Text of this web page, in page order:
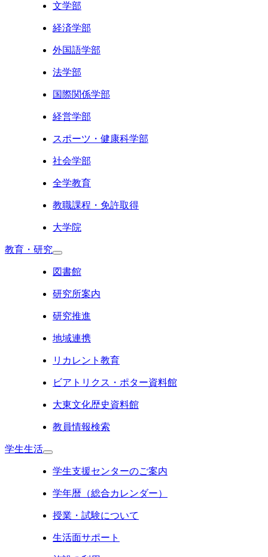
文学部
経済学部
外国語学部
法学部
国際関係学部
経営学部
スポーツ・健康科学部
社会学部
全学教育
教職課程・免許取得
大学院
教育・研究
図書館
研究所案内
研究推進
地域連携
リカレント教育
ビアトリクス・ポター資料館
大東文化歴史資料館
教員情報検索
学生生活
学生支援センターのご案内
学年暦（総合カレンダー）
授業・試験について
生活面サポート